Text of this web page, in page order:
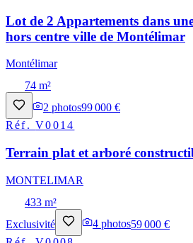
Lot de 2 Appartements dans
hors centre ville de Montélimar
Montélimar
74 m²
2 photos99 000 €
Réf.V0014
Terrain plat et arboré
MONTELIMAR
433 m²
Exclusivité
4 photos59 000 €